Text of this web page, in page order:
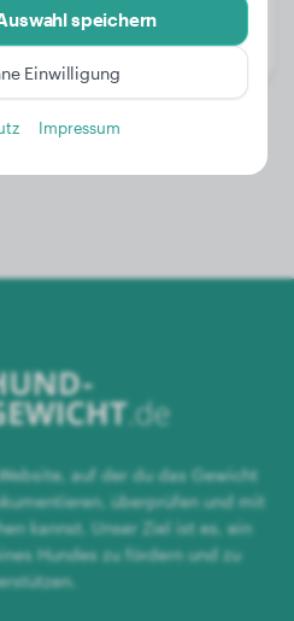
1 Jahr, 6 Monate
Rüde
auf der du das Gewicht
überprüfen und mit
kannst. Unser Ziel ist es, ein
Hundes zu fördern und zu
speichern
Einwilligung
Impressum